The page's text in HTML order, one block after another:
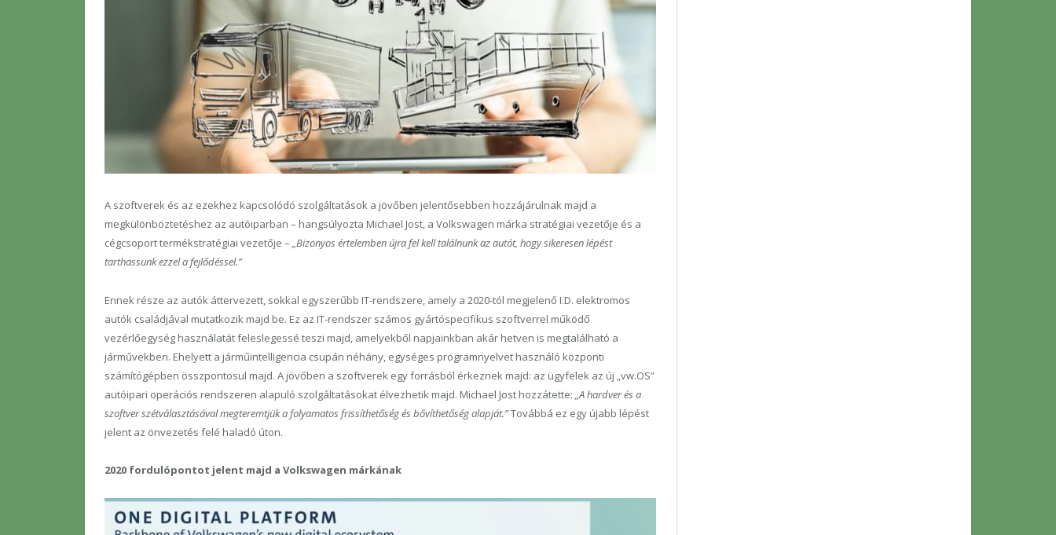
A szoftverek és az ezekhez kapcsolódó szolgáltatások a jövőben jelentősebben hozzájárulnak majd a
megkülönböztetéshez az autóiparban – hangsúlyozta Michael Jost, a Volkswagen márka stratégiai vezetője és a
cégcsoport termékstratégiai vezetője – „Bizonyos értelemben újra fel kell találnunk az autót, hogy sikeresen lépést
tarthassunk ezzel a fejlődéssel.”
Ennek része az autók áttervezett, sokkal egyszerűbb IT-rendszere, amely a 2020-tól megjelenő I.D. elektromos
autók családjával mutatkozik majd be. Ez az IT-rendszer számos gyártóspecifikus szoftverrel működő
vezérlőegység használatát feleslegessé teszi majd, amelyekből napjainkban akár hetven is megtalálható a
járművekben. Ehelyett a járműintelligencia csupán néhány, egységes programnyelvet használó központi
számítógépben összpontosul majd. A jövőben a szoftverek egy forrásból érkeznek majd: az ügyfelek az új „vw.OS”
autóipari operációs rendszeren alapuló szolgáltatásokat élvezhetik majd. Michael Jost hozzátette: „A hardver és a
szoftver szétválasztásával megteremtjük a folyamatos frissíthetőség és bővíthetőség alapját.”Továbbá ez egy újabb lépést
jelent az önvezetés felé haladó úton.
2020 fordulópontot jelent majd a Volkswagen márkának